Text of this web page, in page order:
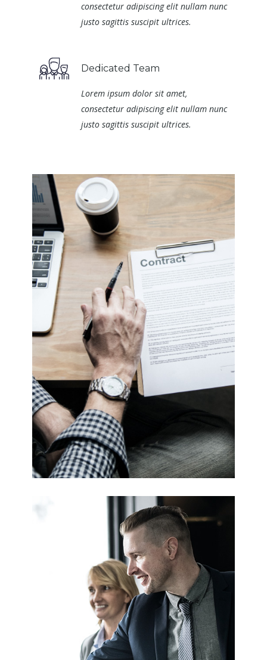
consectetur adipiscing elit nullam nunc
justo sagittis suscipit ultrices.
Dedicated Team
Lorem ipsum dolor sit amet,
consectetur adipiscing elit nullam nunc
justo sagittis suscipit ultrices.